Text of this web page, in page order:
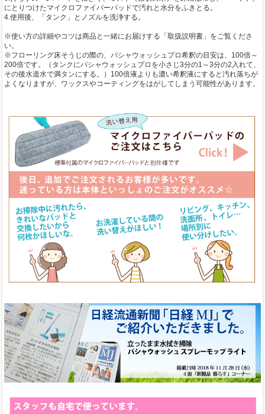
にとりつけたマイクロファイバーパッドで汚れと水分をふきとる。
4.使用後、「タンク」とノズルを洗浄する。
※使い方の詳細やコツは商品と一緒にお届けする「取扱説明書」をご覧くださ
い。
※フローリング床そうじの際の、パシャウォッシュプロ希釈の目安は、100倍～
200倍です。（タンクにパシャウォッシュプロを小さじ3分の1～3分の2入れて、
その後水道水で満タンにする。）100倍液よりも濃い希釈液にすると汚れ落ちが
よくなりますが、ワックスやコーティングをはがしてしまう可能性があります。